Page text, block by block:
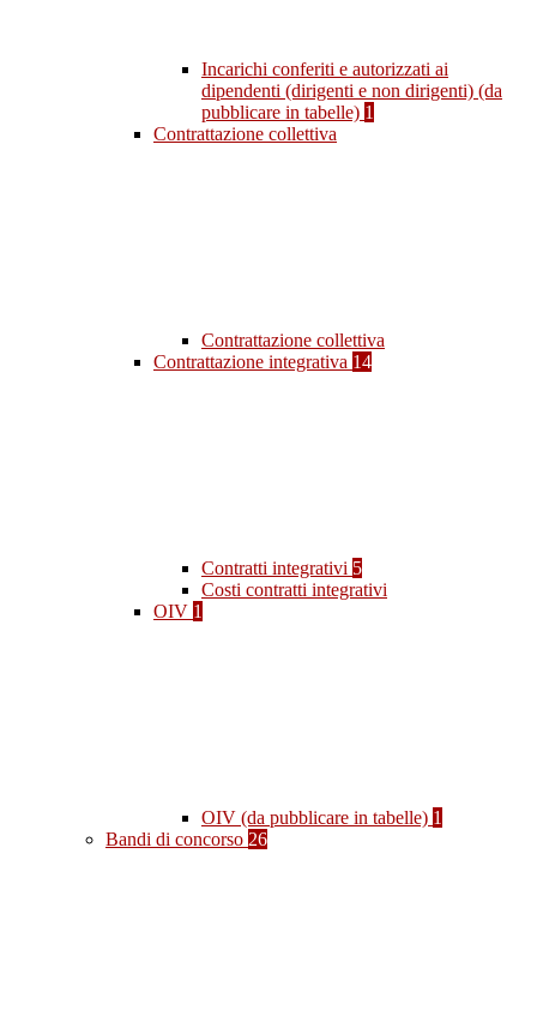
Incarichi conferiti e autorizzati ai
dipendenti (dirigenti e non dirigenti) (da
pubblicare in tabelle) 1
Contrattazione collettiva
Contrattazione collettiva
Contrattazione integrativa 14
Contratti integrativi 5
Costi contratti integrativi
OIV 1
OIV (da pubblicare in tabelle) 1
Bandi di concorso 26